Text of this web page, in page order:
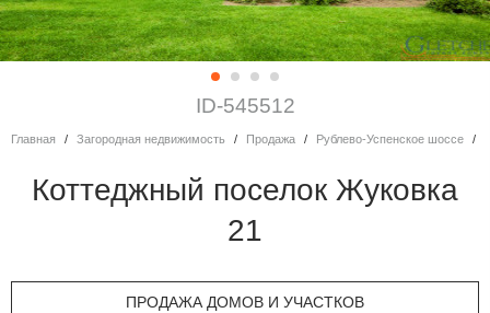
ID-545512
Главная Загородная недвижимость Продажа Рублево-Успенское шоссе
Коттеджный поселок Жуковка
21
ПРОДАЖА ДОМОВ И УЧАСТКОВ